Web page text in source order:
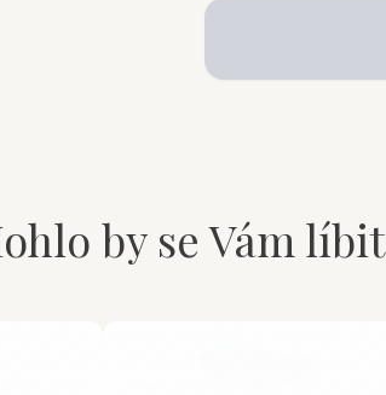
by se Vám líbit